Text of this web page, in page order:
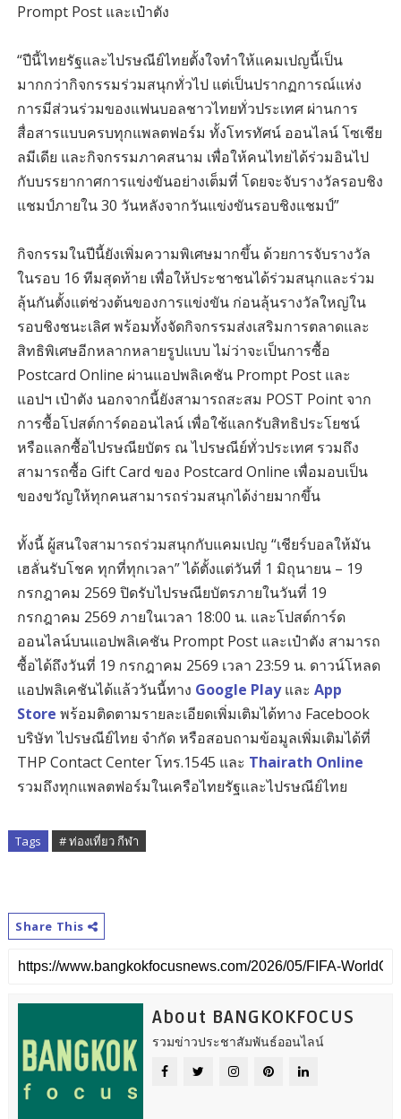
Prompt Post และเป๋าตัง
“ปีนี้ไทยรัฐและไปรษณีย์ไทยตั้งใจทำให้แคมเปญนี้เป็น
มากกว่ากิจกรรมร่วมสนุกทั่วไป แต่เป็นปรากฏการณ์แห่ง
การมีส่วนร่วมของแฟนบอลชาวไทยทั่วประเทศ ผ่านการ
สื่อสารแบบครบทุกแพลตฟอร์ม ทั้งโทรทัศน์ ออนไลน์ โซเชีย
ลมีเดีย และกิจกรรมภาคสนาม เพื่อให้คนไทยได้ร่วมอินไป
กับบรรยากาศการแข่งขันอย่างเต็มที่ โดยจะจับรางวัลรอบชิง
แชมป์ภายใน 30 วันหลังจากวันแข่งขันรอบชิงแชมป์”
กิจกรรมในปีนี้ยังเพิ่มความพิเศษมากขึ้น ด้วยการจับรางวัล
ในรอบ 16 ทีมสุดท้าย เพื่อให้ประชาชนได้ร่วมสนุกและร่วม
ลุ้นกันตั้งแต่ช่วงต้นของการแข่งขัน ก่อนลุ้นรางวัลใหญ่ใน
รอบชิงชนะเลิศ พร้อมทั้งจัดกิจกรรมส่งเสริมการตลาดและ
สิทธิพิเศษอีกหลากหลายรูปแบบ ไม่ว่าจะเป็นการซื้อ
Postcard Online ผ่านแอปพลิเคชัน Prompt Post และ
แอปฯ เป๋าตัง นอกจากนี้ยังสามารถสะสม POST Point จาก
การซื้อโปสต์การ์ดออนไลน์ เพื่อใช้แลกรับสิทธิประโยชน์
หรือแลกซื้อไปรษณียบัตร ณ ไปรษณีย์ทั่วประเทศ รวมถึง
สามารถซื้อ Gift Card ของ Postcard Online เพื่อมอบเป็น
ของขวัญให้ทุกคนสามารถร่วมสนุกได้ง่ายมากขึ้น
ทั้งนี้ ผู้สนใจสามารถร่วมสนุกกับแคมเปญ “เชียร์บอลให้มัน
เฮลั่นรับโชค ทุกที่ทุกเวลา” ได้ตั้งแต่วันที่ 1 มิถุนายน – 19
กรกฎาคม 2569 ปิดรับไปรษณียบัตรภายในวันที่ 19
กรกฎาคม 2569 ภายในเวลา 18:00 น. และโปสต์การ์ด
ออนไลน์บนแอปพลิเคชัน Prompt Post และเป๋าตัง สามารถ
ซื้อได้ถึงวันที่ 19 กรกฎาคม 2569 เวลา 23:59 น. ดาวน์โหลด
แอปพลิเคชันได้แล้ววันนี้ทาง Google Playและ App
Store พร้อมติดตามรายละเอียดเพิ่มเติมได้ทาง Facebook
บริษัท ไปรษณีย์ไทย จำกัด หรือสอบถามข้อมูลเพิ่มเติมได้ที่
THP Contact Center โทร.1545 และ Thairath Online
รวมถึงทุกแพลตฟอร์มในเครือไทยรัฐและไปรษณีย์ไทย
Tags # ท่องเที่ยว กีฬา
Share This
About BANGKOKFOCUS
รวมข่าวประชาสัมพันธ์ออนไลน์